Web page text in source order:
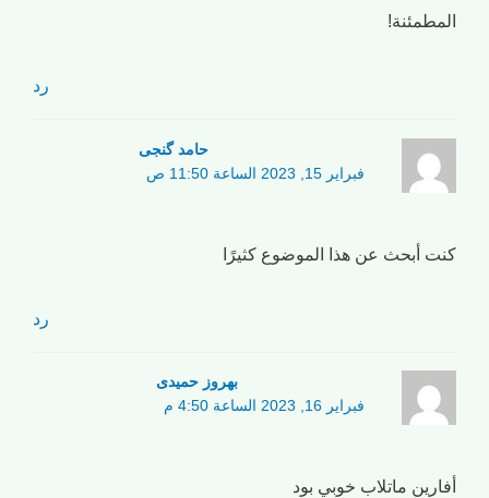
المطمئنة!
رد
حامد گنجی
فبراير 15, 2023 الساعة 11:50 ص
كنت أبحث عن هذا الموضوع كثيرًا
رد
بهروز حمیدی
فبراير 16, 2023 الساعة 4:50 م
أفارين ماتلاب خوبي بود